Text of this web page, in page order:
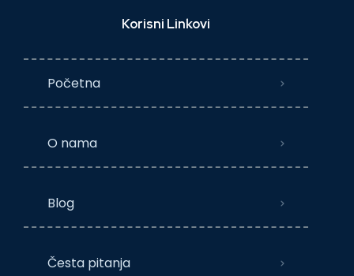
Korisni Linkovi
Početna
O nama
Blog
Česta pitanja